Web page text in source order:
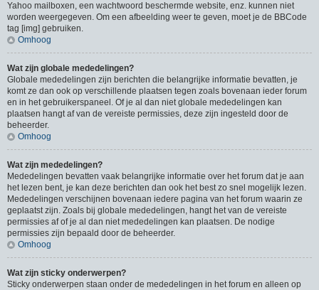
Yahoo mailboxen, een wachtwoord beschermde website, enz. kunnen niet
worden weergegeven. Om een afbeelding weer te geven, moet je de BBCode
tag [img] gebruiken.
Omhoog
Wat zijn globale mededelingen?
Globale mededelingen zijn berichten die belangrijke informatie bevatten, je
komt ze dan ook op verschillende plaatsen tegen zoals bovenaan ieder forum
en in het gebruikerspaneel. Of je al dan niet globale mededelingen kan
plaatsen hangt af van de vereiste permissies, deze zijn ingesteld door de
beheerder.
Omhoog
Wat zijn mededelingen?
Mededelingen bevatten vaak belangrijke informatie over het forum dat je aan
het lezen bent, je kan deze berichten dan ook het best zo snel mogelijk lezen.
Mededelingen verschijnen bovenaan iedere pagina van het forum waarin ze
geplaatst zijn. Zoals bij globale mededelingen, hangt het van de vereiste
permissies af of je al dan niet mededelingen kan plaatsen. De nodige
permissies zijn bepaald door de beheerder.
Omhoog
Wat zijn sticky onderwerpen?
Sticky onderwerpen staan onder de mededelingen in het forum en alleen op